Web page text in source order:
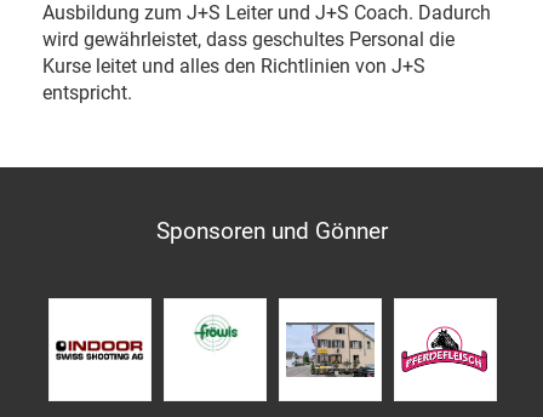
Ausbildung zum J+S Leiter und J+S Coach. Dadurch
wird gewährleistet, dass geschultes Personal die
Kurse leitet und alles den Richtlinien von J+S
entspricht.
Sponsoren und Gönner